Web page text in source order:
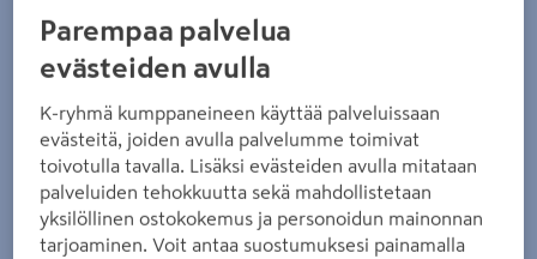
Parempaa palvelua
evästeiden avulla
K-ryhmä kumppaneineen käyttää palveluissaan
evästeitä, joiden avulla palvelumme toimivat
toivotulla tavalla. Lisäksi evästeiden avulla mitataan
palveluiden tehokkuutta sekä mahdollistetaan
yksilöllinen ostokokemus ja personoidun mainonnan
tarjoaminen. Voit antaa suostumuksesi painamalla